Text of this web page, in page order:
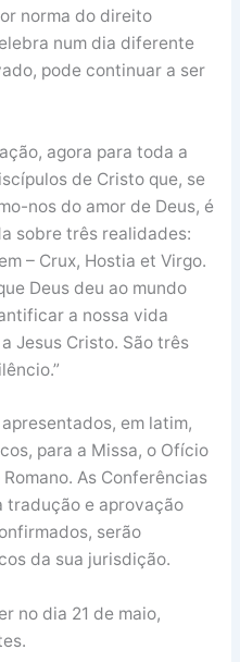
norma do direito
num dia diferente
pode continuar a ser
agora para toda a
de Cristo que, se
nos do amor de Deus, é
sobre três realidades:
– Crux, Hostia et Virgo.
Deus deu ao mundo
a nossa vida
Jesus Cristo. São três
em latim,
para a Missa, o Ofício
As Conferências
tradução e aprovação
serão
da sua jurisdição.
no dia 21 de maio,